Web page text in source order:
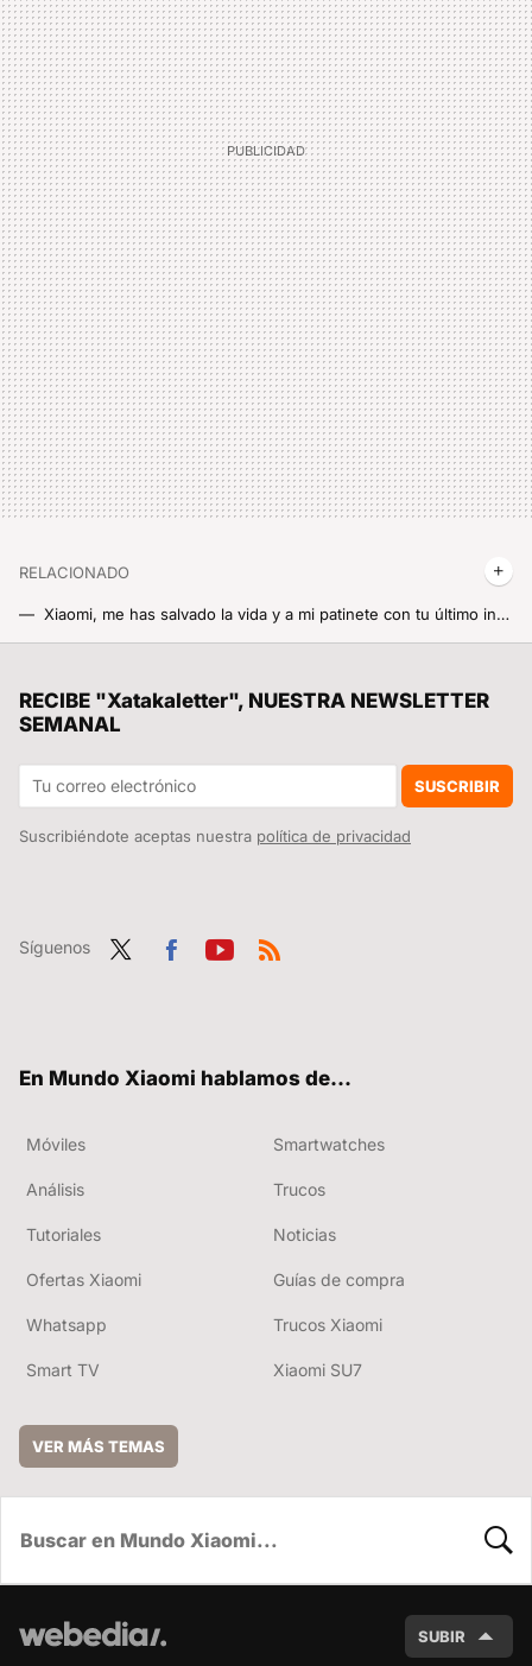
RELACIONADO
Xiaomi, me has salvado la vida y a mi patinete con tu último invento
Lo más nuevo de Xiaomi es justo lo que necesitaba para mi portátil, más USBs y además 3.0
RECIBE "Xatakaletter", NUESTRA NEWSLETTER
SEMANAL
SUSCRIBIR
Suscribiéndote aceptas nuestra política de privacidad
Síguenos
En Mundo Xiaomi hablamos de...
Móviles Smartwatches
Análisis Trucos
Tutoriales Noticias
Ofertas Xiaomi Guías de compra
Whatsapp Trucos Xiaomi
Smart TV Xiaomi SU7
VER MÁS TEMAS
SUBIR